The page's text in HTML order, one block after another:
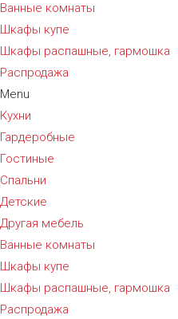
Ванные комнаты
Шкафы купе
Шкафы распашные, гармошка
Распродажа
Menu
Кухни
Гардеробные
Гостиные
Спальни
Детские
Другая мебель
Ванные комнаты
Шкафы купе
Шкафы распашные, гармошка
Распродажа